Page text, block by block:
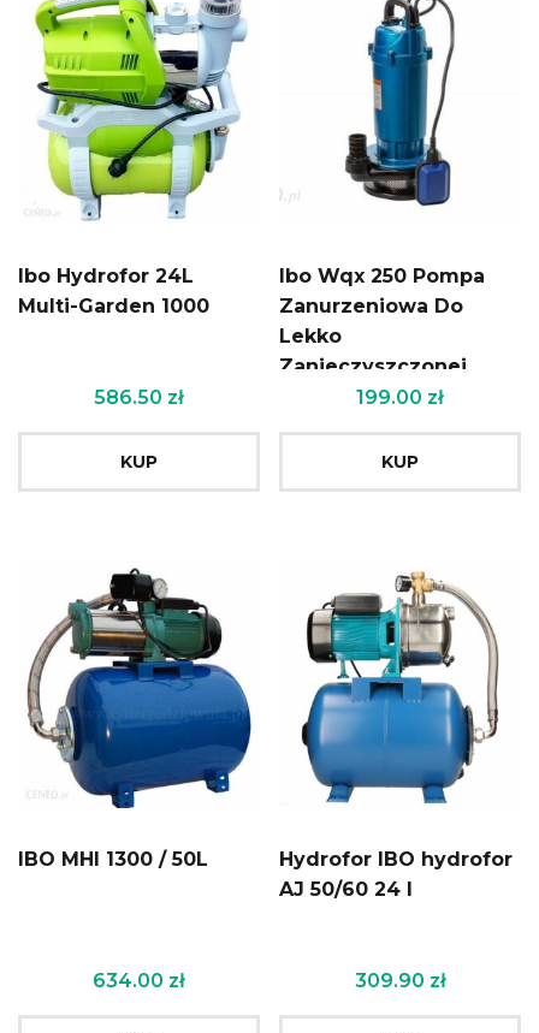
Ibo Hydrofor 24L
Multi-Garden 1000
586.50 zł
KUP
Ibo Wqx 250 Pompa
Zanurzeniowa Do
Lekko
Zanieczyszczonej
Wody 230V
199.00 zł
KUP
IBO MHI 1300 / 50L
634.00 zł
Hydrofor IBO hydrofor
AJ 50/60 24 l
309.90 zł